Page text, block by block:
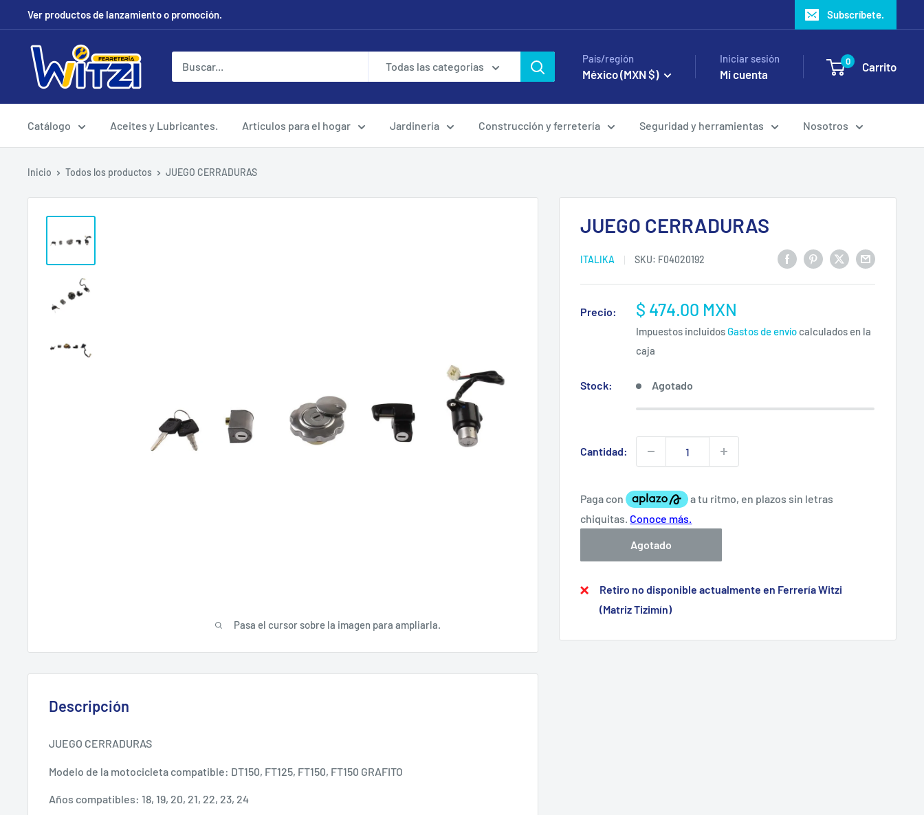
directamente
contenido
Ver productos de lanzamiento o promoción. Subscríbete.
FERRETERÍA
WITZI
Todas las categorias
País/región
México (MXN $)
Iniciar sesión
Mi cuenta
0 Carrito
Catálogo Aceites y Lubricantes. Artículos para el hogar Jardinería Construcción y ferretería Seguridad y herramientas Nosotros
Inicio Todos los productos JUEGO CERRADURAS
Pasa el cursor sobre la imagen para ampliarla.
JUEGO CERRADURAS
ITALIKA SKU: F04020192
Precio:
Precio
de
venta
$ 474.00 MXN
Impuestos incluidos Gastos de envío calculados en la
caja
Stock: Agotado
Cantidad:
Agotado
Retiro no disponible actualmente en Ferrería Witzi
(Matriz Tizimín)
Descripción
JUEGO CERRADURAS
Modelo de la motocicleta compatible: DT150, FT125, FT150, FT150 GRAFITO
Años compatibles: 18, 19, 20, 21, 22, 23, 24